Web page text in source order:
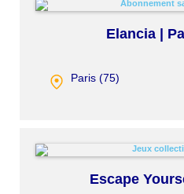
Elancia |
Paris (75)
Escape